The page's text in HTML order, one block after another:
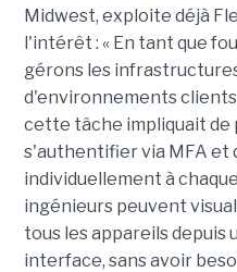
Midwest, exploite déjà
l'intérêt : « En tant que
gérons les
d'environnements
cette tâche impliquait de
s'authentifier via MFA et
individuellement à
ingénieurs peuvent
tous les appareils depuis
interface, sans avoir